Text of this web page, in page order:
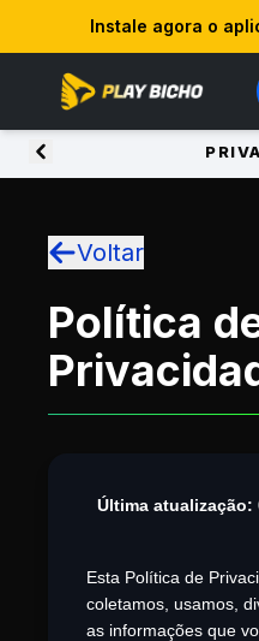
Instale agora o
Voltar
Política
Última atualização:
Esta Política de
coletamos, usamos,
as informações que